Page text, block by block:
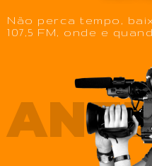
Não perca tempo,
107,5 FM, onde e